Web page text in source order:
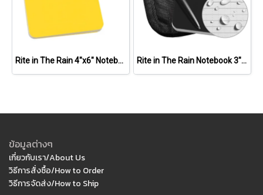
Rite in The Rain 4"x6" Notebook Rite in The Rain Notebook 3"x5" Kit
ข้อมูลต่างๆ
เกี่ยวกับเรา/About Us
วิธีการสั่งซื้อ/How to Order
วิธีการจัดส่ง/How to Ship